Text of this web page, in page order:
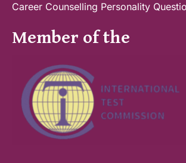
Career Counselling Personality
Member of the